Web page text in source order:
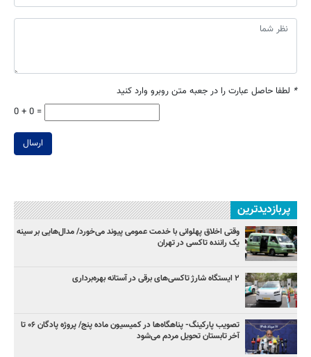
* لطفا حاصل عبارت را در جعبه متن روبرو وارد کنید
0 + 0 =
ارسال
پربازدیدترین
وقتی اخلاق پهلوانی با خدمت عمومی پیوند می‌خورد/ مدال‌هایی بر سینه
یک راننده تاکسی در تهران
۲ ایستگاه شارژ تاکسی‌های برقی در آستانه بهره‌برداری
تصویب پارکینگ- پناهگاه‌ها در کمیسیون ماده پنج/ پروژه پادگان ۰۶ تا
آخر تابستان تحویل مردم می‌شود